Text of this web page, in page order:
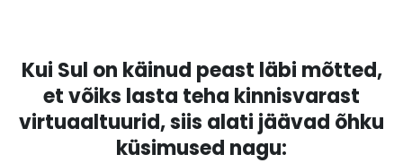
Kui Sul on käinud peast läbi mõtted,
et võiks lasta teha kinnisvarast
virtuaaltuurid, siis alati jäävad õhku
küsimused nagu: